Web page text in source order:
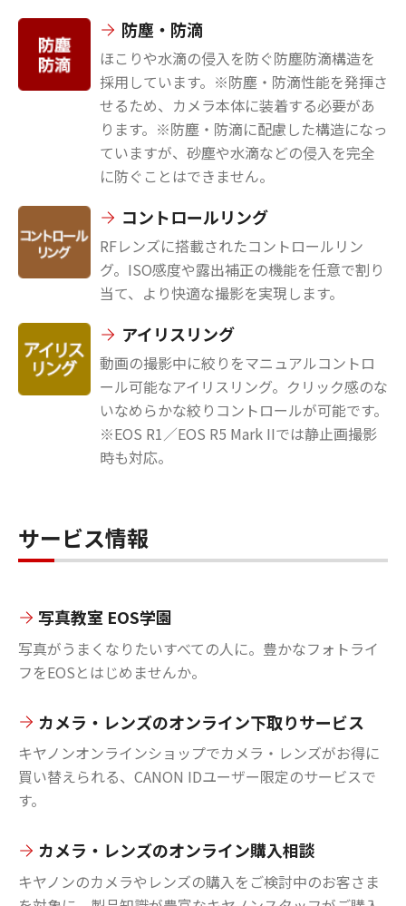
防塵・防滴
ほこりや水滴の侵入を防ぐ防塵防滴構造を
採用しています。※防塵・防滴性能を発揮さ
せるため、カメラ本体に装着する必要があ
ります。※防塵・防滴に配慮した構造になっ
ていますが、砂塵や水滴などの侵入を完全
に防ぐことはできません。
コントロールリング
RFレンズに搭載されたコントロールリン
グ。ISO感度や露出補正の機能を任意で割り
当て、より快適な撮影を実現します。
アイリスリング
動画の撮影中に絞りをマニュアルコントロ
ール可能なアイリスリング。クリック感のな
いなめらかな絞りコントロールが可能です。
※EOS R1／EOS R5 Mark IIでは静止画撮影
時も対応。
サービス情報
写真教室 EOS学園
写真がうまくなりたいすべての人に。豊かなフォトライ
フをEOSとはじめませんか。
カメラ・レンズのオンライン下取りサービス
キヤノンオンラインショップでカメラ・レンズがお得に
買い替えられる、CANON IDユーザー限定のサービスで
す。
カメラ・レンズのオンライン購入相談
キヤノンのカメラやレンズの購入をご検討中のお客さま